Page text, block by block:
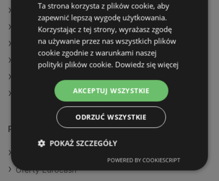
Oferty Auchan
Aktualne gazetki Lidl
Aktualne gazetki E.Leclerc
Aktualne gazetki Gram Market
Aktualne gazetki Action
Aktualne gazetki Żabka
Podobne sklepy detaliczne
Oferty Eurocash
Ta strona korzysta z plików cookie, aby
zapewnić lepszą wygodę użytkowania.
Korzystając z tej strony, wyrażasz zgodę
na używanie przez nas wszystkich plików
cookie zgodnie z warunkami naszej
polityki plików cookie. Dowiedz się więcej
AKCEPTUJ WSZYSTKIE
ODRZUĆ WSZYSTKIE
POKAŻ SZCZEGÓŁY
POWERED BY COOKIESCRIPT